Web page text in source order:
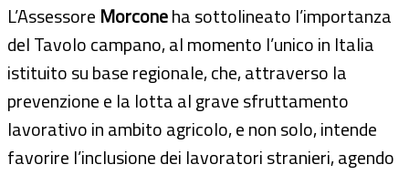
L’Assessore Morconeha sottolineato l’importanza
del Tavolo campano, al momento l’unico in Italia
istituito su base regionale, che, attraverso la
prevenzione e la lotta al grave sfruttamento
lavorativo in ambito agricolo, e non solo, intende
favorire l’inclusione dei lavoratori stranieri, agendo